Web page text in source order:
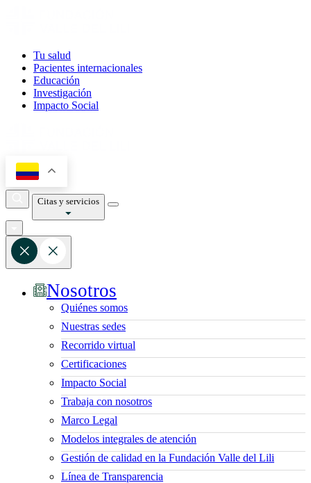
Tu salud
Pacientes internacionales
Educación
Investigación
Impacto Social
Citas y servicios
Nosotros
Quiénes somos
Nuestras sedes
Recorrido virtual
Certificaciones
Impacto Social
Trabaja con nosotros
Marco Legal
Modelos integrales de atención
Gestión de calidad en la Fundación Valle del Lili
Línea de Transparencia